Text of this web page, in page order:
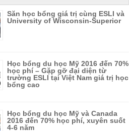
Săn học bổng giá trị cùng ESLI và
University of Wisconsin-Superior
Học bổng du học Mỹ 2016 đến 70%
học phí – Gặp gỡ đại diện từ
trường ESLI tại Việt Nam giá trị học
bổng cao
Học bổng du học Mỹ và Canada
2016 đến 70% học phí, xuyên suốt
4-6 năm